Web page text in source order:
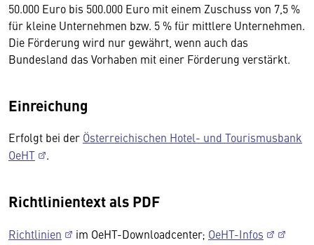
50.000 Euro bis 500.000 Euro mit einem Zuschuss von 7,5 %
für kleine Unternehmen bzw. 5 % für mittlere Unternehmen.
Die Förderung wird nur gewährt, wenn auch das
Bundesland das Vorhaben mit einer Förderung verstärkt.
Einreichung
Erfolgt bei der Österreichischen Hotel- und Tourismusbank
OeHT
.
Richtlinientext als PDF
Richtlinien im OeHT-Downloadcenter; OeHT-Infos